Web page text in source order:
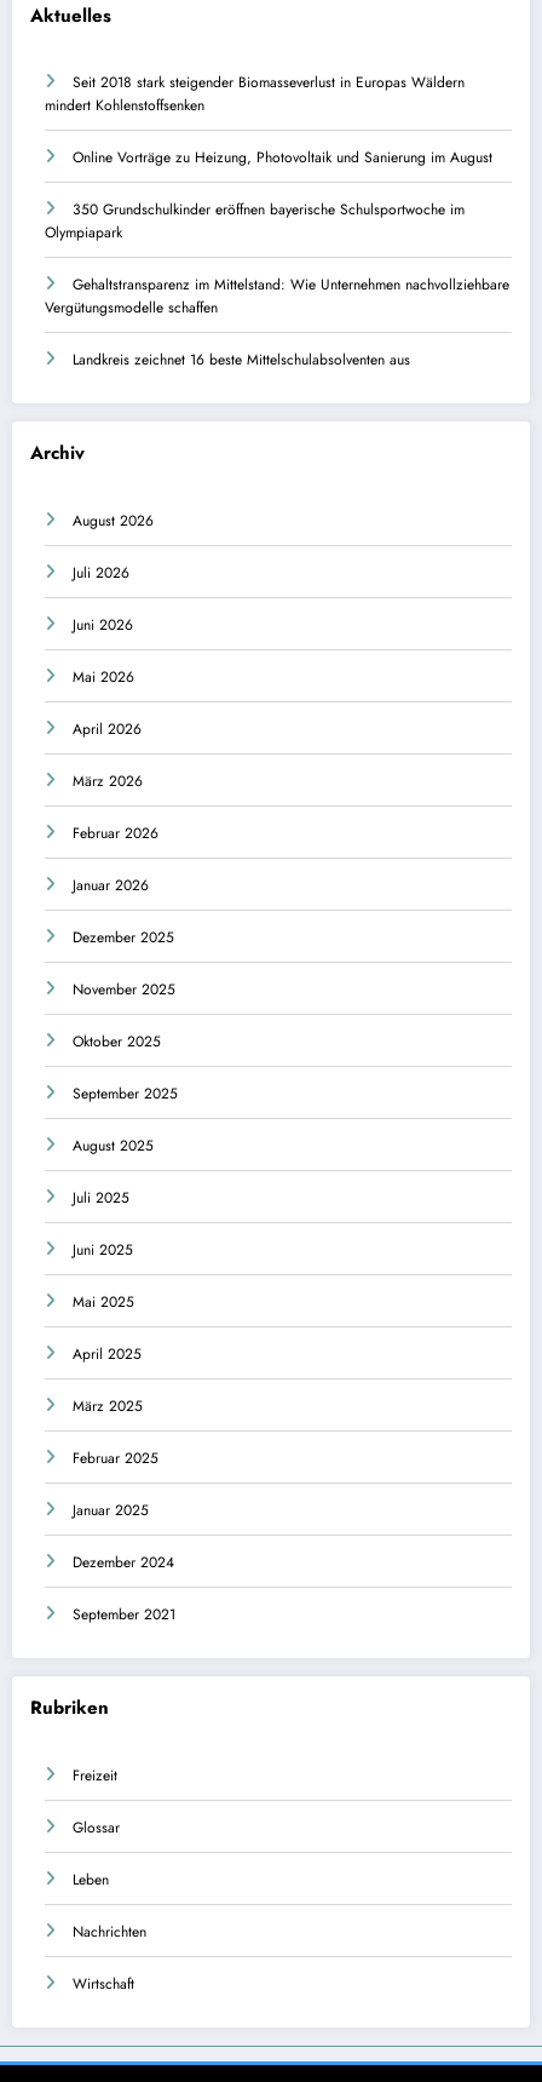
Aktuelles
Seit 2018 stark steigender Biomasseverlust in Europas Wäldern
mindert Kohlenstoffsenken
Online Vorträge zu Heizung, Photovoltaik und Sanierung im August
350 Grundschulkinder eröffnen bayerische Schulsportwoche im
Olympiapark
Gehaltstransparenz im Mittelstand: Wie Unternehmen nachvollziehbare
Vergütungsmodelle schaffen
Landkreis zeichnet 16 beste Mittelschulabsolventen aus
Archiv
August 2026
Juli 2026
Juni 2026
Mai 2026
April 2026
März 2026
Februar 2026
Januar 2026
Dezember 2025
November 2025
Oktober 2025
September 2025
August 2025
Juli 2025
Juni 2025
Mai 2025
April 2025
März 2025
Februar 2025
Januar 2025
Dezember 2024
September 2021
Rubriken
Freizeit
Glossar
Leben
Nachrichten
Wirtschaft